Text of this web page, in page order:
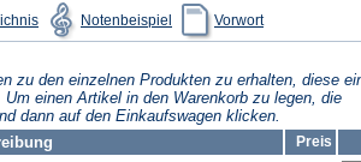
(Öffnet
in
einem
Tab)
Notenbeispiel
(Öffnet
in
einem
Tab)
Vorwortin
einem
Tab)
zu den einzelnen Produkten zu erhalten, diese
einen Artikel in den Warenkorb zu legen, die
dann auf den Einkaufswagen klicken.
Preis